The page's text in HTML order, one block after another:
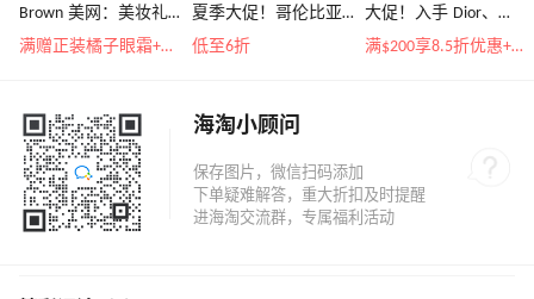
Brown 美网：美妆礼
遇！满$150立省$50
满赠正装橘子眼霜+精华唇蜜等好礼
夏季大促！哥伦比亚
运动热卖
低至6折
大促！入手 Dior、
Prada、TF 等
满$200享8.5折优惠+部分送好礼
海淘小顾问